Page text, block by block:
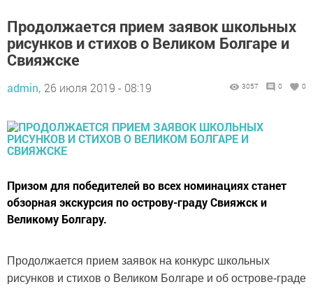
Продолжается прием заявок школьных
рисунков и стихов о Великом Болгаре и
Свияжске
admin, 26 июля 2019 - 08:19 3057 0 0
Призом для победителей во всех номинациях станет
обзорная экскурсия по острову-граду Свияжск и
Великому Болгару.
Продолжается прием заявок на конкурс школьных
рисунков и стихов о Великом Болгаре и об острове-граде